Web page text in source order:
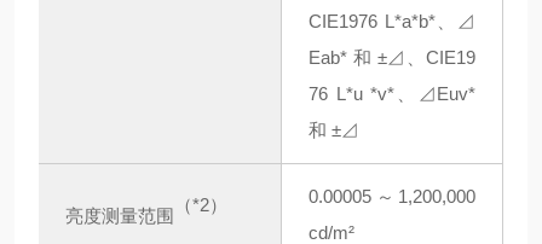
CIE1976 L*a*b*、⊿
Eab* 和 ±⊿、CIE19
76 L*u *v*、⊿Euv*
和 ±⊿
亮度测量范围
（*2）
0.00005～1,200,000
cd/m²